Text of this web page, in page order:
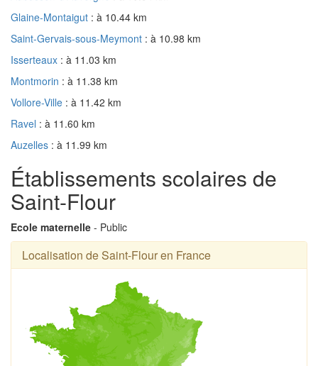
Glaine-Montaigut : à 10.44 km
Saint-Gervais-sous-Meymont : à 10.98 km
Isserteaux : à 11.03 km
Montmorin : à 11.38 km
Vollore-Ville : à 11.42 km
Ravel : à 11.60 km
Auzelles : à 11.99 km
Établissements scolaires de
Saint-Flour
Ecole maternelle - Public
Localisation de Saint-Flour en France